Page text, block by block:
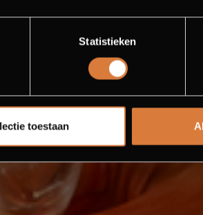
Statistieken
toestaan
van
jaren 20 sfeer